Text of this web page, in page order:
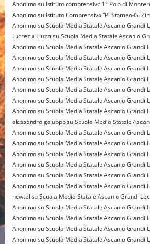
Anonimosu Istituto comprensivo 1° Polo di
Anonimosu Istituto Comprensivo “P. Stomeo-G.
AnonimosuScuola Media Statale Ascanio Grandi
Lucrezia Liuzzi suScuola Media Statale Ascanio
AnonimosuScuola Media Statale Ascanio Grandi
AnonimosuScuola Media Statale Ascanio Grandi
AnonimosuScuola Media Statale Ascanio Grandi
AnonimosuScuola Media Statale Ascanio Grandi
AnonimosuScuola Media Statale Ascanio Grandi
AnonimosuScuola Media Statale Ascanio Grandi
AnonimosuScuola Media Statale Ascanio Grandi
alessandro galupposuScuola Media Statale
AnonimosuScuola Media Statale Ascanio Grandi
AnonimosuScuola Media Statale Ascanio Grandi
AnonimosuScuola Media Statale Ascanio Grandi
AnonimosuScuola Media Statale Ascanio Grandi
AnonimosuScuola Media Statale Ascanio Grandi
AnonimosuScuola Media Statale Ascanio Grandi
newtel suScuola Media Statale Ascanio Grandi
AnonimosuScuola Media Statale Ascanio Grandi
AnonimosuScuola Media Statale Ascanio Grandi
AnonimosuScuola Media Statale Ascanio Grandi
AnonimosuScuola Media Statale Ascanio Grandi